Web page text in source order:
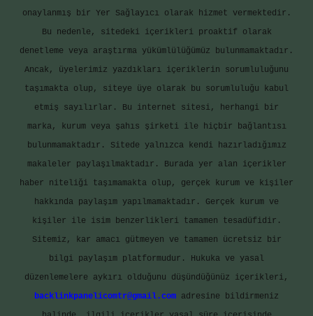
onaylanmış bir Yer Sağlayıcı olarak hizmet vermektedir.
Bu nedenle, sitedeki içerikleri proaktif olarak
denetleme veya araştırma yükümlülüğümüz bulunmamaktadır.
Ancak, üyelerimiz yazdıkları içeriklerin sorumluluğunu
taşımakta olup, siteye üye olarak bu sorumluluğu kabul
etmiş sayılırlar. Bu internet sitesi, herhangi bir
marka, kurum veya şahıs şirketi ile hiçbir bağlantısı
bulunmamaktadır. Sitede yalnızca kendi hazırladığımız
makaleler paylaşılmaktadır. Burada yer alan içerikler
haber niteliği taşımamakta olup, gerçek kurum ve kişiler
hakkında paylaşım yapılmamaktadır. Gerçek kurum ve
kişiler ile isim benzerlikleri tamamen tesadüfidir.
Sitemiz, kar amacı gütmeyen ve tamamen ücretsiz bir
bilgi paylaşım platformudur. Hukuka ve yasal
düzenlemelere aykırı olduğunu düşündüğünüz içerikleri,
backlinkpanelicomtr@gmail.com adresine bildirmeniz